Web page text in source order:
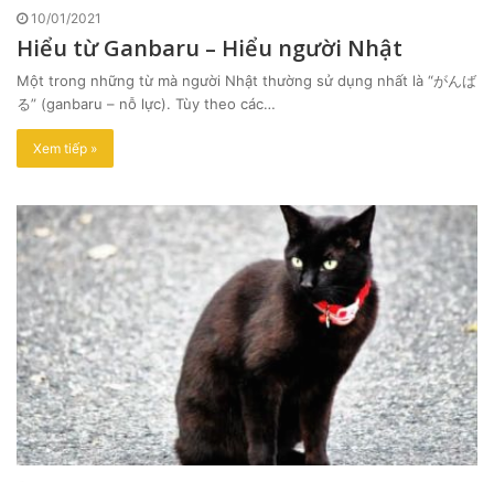
10/01/2021
Hiểu từ Ganbaru – Hiểu người Nhật
Một trong những từ mà người Nhật thường sử dụng nhất là “がんば
る” (ganbaru – nỗ lực). Tùy theo các…
Xem tiếp »